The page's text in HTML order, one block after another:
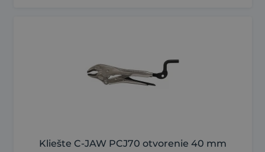
Kliešte C-JAW PCJ70 otvorenie 40 mm